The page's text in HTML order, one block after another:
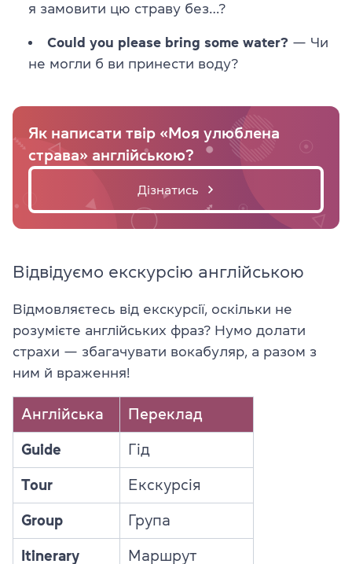
я замовити цю страву без…?
Could you please bring some water? — Чи
не могли б ви принести воду?
Як написати твір «Моя улюблена
страва» англійською?
Дізнатись
Відвідуємо екскурсію англійською
Відмовляєтесь від екскурсії, оскільки не
розумієте англійських фраз? Нумо долати
страхи — збагачувати вокабуляр, а разом з
ним й враження!
Англійська Переклад
Guide Гід
Tour Екскурсія
Group Група
Itinerary Маршрут